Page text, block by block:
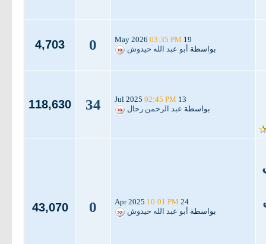
19 May 2026
03:35 PM
بواسطة أبو عبد الله حيدوش 0
4,703
13 Jul 2025
02:45 PM
بواسطة عبد الرحمن رحال 34
118,630
24 Apr 2025
10:01 PM
بواسطة أبو عبد الله حيدوش 0
43,070